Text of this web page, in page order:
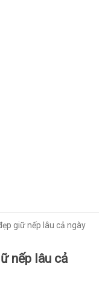
giữ nếp lâu cả ngày
nếp lâu cả